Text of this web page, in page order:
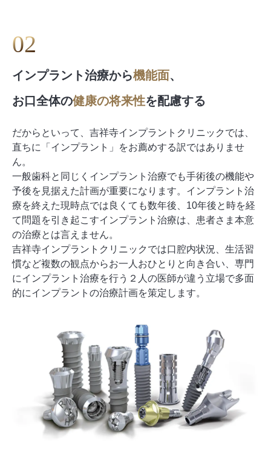
02
インプラント治療から機能面、
お口全体の健康の将来性を配慮する
だからといって、吉祥寺インプラントクリニックでは、
直ちに「インプラント」をお薦めする訳ではありませ
ん。
一般歯科と同じくインプラント治療でも手術後の機能や
予後を見据えた計画が重要になります。インプラント治
療を終えた現時点では良くても数年後、10年後と時を経
て問題を引き起こすインプラント治療は、患者さま本意
の治療とは言えません。
吉祥寺インプラントクリニックでは口腔内状況、生活習
慣など複数の観点からお一人おひとりと向き合い、専門
にインプラント治療を行う２人の医師が違う立場で多面
的にインプラントの治療計画を策定します。